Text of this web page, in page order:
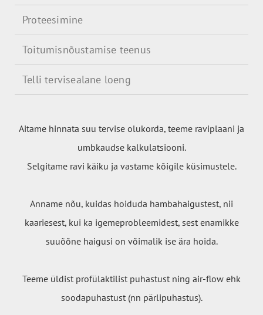
Proteesimine
Toitumisnõustamise teenus
Telli tervisealane loeng
Aitame hinnata suu tervise olukorda, teeme raviplaani ja
umbkaudse kalkulatsiooni.
Selgitame ravi käiku ja vastame kõigile küsimustele.
Anname nõu, kuidas hoiduda hambahaigustest, nii
kaariesest, kui ka igemeprobleemidest, sest enamikke
suuõõne haigusi on võimalik ise ära hoida.
Teeme üldist profülaktilist puhastust ning air-flow ehk
soodapuhastust (nn pärlipuhastus).